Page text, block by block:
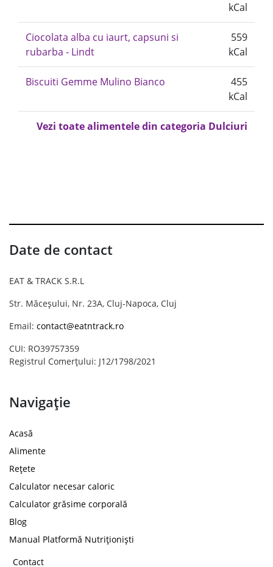
kCal
Ciocolata alba cu iaurt, capsuni si
rubarba - Lindt
559
kCal
Biscuiti Gemme Mulino Bianco
455
kCal
Vezi toate alimentele din categoria Dulciuri
Date de contact
EAT & TRACK S.R.L
Str. Măceșului, Nr. 23A, Cluj-Napoca, Cluj
Email: contact@eatntrack.ro
CUI: RO39757359
Registrul Comerțului: J12/1798/2021
Navigație
Acasă
Alimente
Rețete
Calculator necesar caloric
Calculator grăsime corporală
Blog
Manual Platformă Nutriționiști
Contact